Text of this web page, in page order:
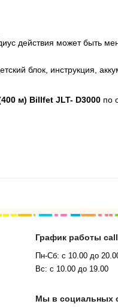
действия может быть
блок, инструкция,
м) Billfet JLT- D3000 по
График работы
Пн-Сб: с 10.00 до
Вс: с 10.00 до 19.00
Мы в социальных